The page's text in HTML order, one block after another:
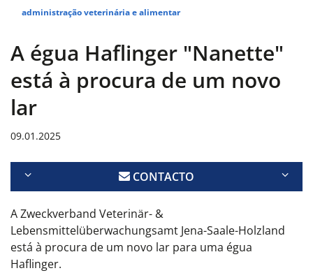
administração veterinária e alimentar
A égua Haflinger "Nanette"
está à procura de um novo
lar
09.01.2025
CONTACTO
A Zweckverband Veterinär- &
Lebensmittelüberwachungsamt Jena-Saale-Holzland
está à procura de um novo lar para uma égua
Haflinger.